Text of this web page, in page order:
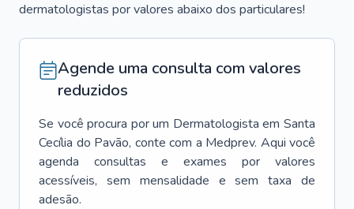
dermatologistas por valores abaixo dos particulares!
Agende uma consulta com valores
reduzidos
Se você procura por um Dermatologista em Santa
Cecília do Pavão, conte com a Medprev. Aqui você
agenda consultas e exames por valores
acessíveis, sem mensalidade e sem taxa de
adesão.